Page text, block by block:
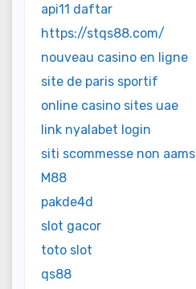
api11 daftar
https://stqs88.com/
nouveau casino en ligne
site de paris sportif
online casino sites uae
link nyalabet login
siti scommesse non aams
M88
pakde4d
slot gacor
toto slot
qs88